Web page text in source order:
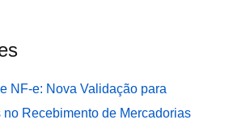
NF-e: Nova Validação para
Recebimento de Mercadorias